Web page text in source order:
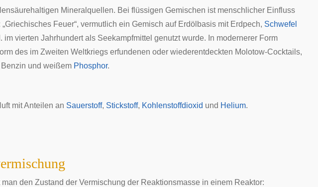
Mineralquellen. Bei flüssigen Gemischen ist menschlicher Einfluss
Feuer“, vermutlich ein Gemisch auf Erdölbasis mit Erdpech, Schwefel
im vierten Jahrhundert als Seekampfmittel genutzt wurde. In modernerer Form
des im Zweiten Weltkriegs erfundenen oder wiederentdeckten Molotow-Cocktails,
und weißem Phosphor.
mit Anteilen an Sauerstoff, Stickstoff, Kohlenstoffdioxid und Helium.
den Zustand der Vermischung der Reaktionsmasse in einem Reaktor: